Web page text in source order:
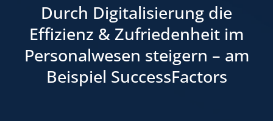
Durch Digitalisierung die
Effizienz & Zufriedenheit im
Personalwesen steigern – am
Beispiel SuccessFactors